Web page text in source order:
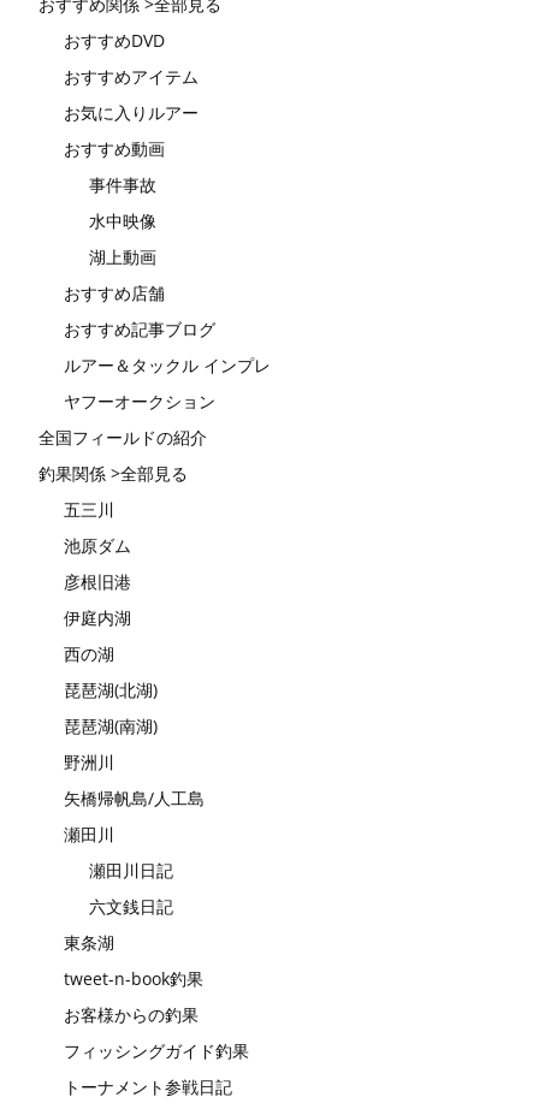
おすすめDVD
おすすめアイテム
お気に入りルアー
おすすめ動画
事件事故
水中映像
湖上動画
おすすめ店舗
おすすめ記事ブログ
ルアー＆タックル インプレ
ヤフーオークション
全国フィールドの紹介
釣果関係 >全部見る
五三川
池原ダム
彦根旧港
伊庭内湖
西の湖
琵琶湖(北湖)
琵琶湖(南湖)
野洲川
矢橋帰帆島/人工島
瀬田川
瀬田川日記
六文銭日記
東条湖
tweet-n-book釣果
お客様からの釣果
フィッシングガイド釣果
トーナメント参戦日記